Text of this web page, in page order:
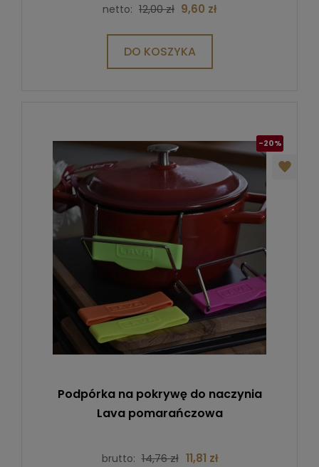
netto: 12,00 zł 9,60 zł
DO KOSZYKA
-20%
Podpórka na pokrywę do naczynia
Lava pomarańczowa
brutto: 14,76 zł 11,81 zł